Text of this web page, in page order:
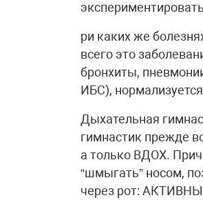
ри каких же
всего это
бронхиты,
ИБС),
Дыхательная
гимнастик прежде
а только ВДОХ.
“шмыгать” носом,
через рот: